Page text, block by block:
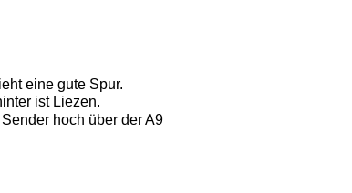
eine gute Spur.
ist Liezen.
hoch über der A9